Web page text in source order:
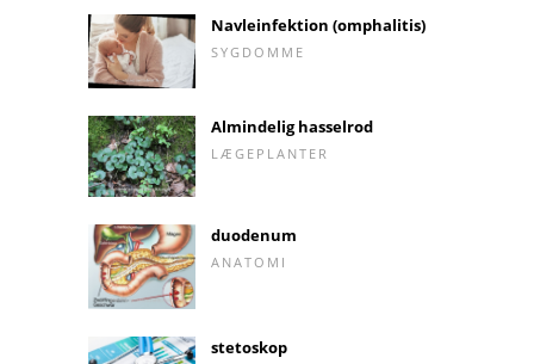
Navleinfektion (omphalitis)
SYGDOMME
Almindelig hasselrod
LÆGEPLANTER
duodenum
ANATOMI
stetoskop